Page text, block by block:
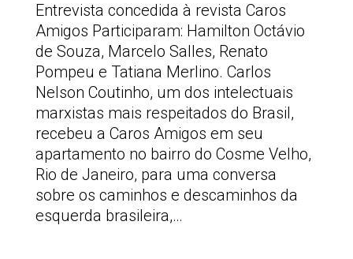
Entrevista concedida à revista Caros
Amigos Participaram: Hamilton Octávio
de Souza, Marcelo Salles, Renato
Pompeu e Tatiana Merlino. Carlos
Nelson Coutinho, um dos intelectuais
marxistas mais respeitados do Brasil,
recebeu a Caros Amigos em seu
apartamento no bairro do Cosme Velho,
Rio de Janeiro, para uma conversa
sobre os caminhos e descaminhos da
esquerda brasileira,…